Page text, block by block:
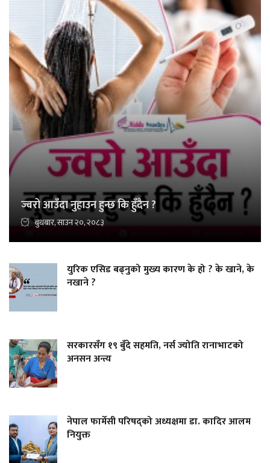
ज्वरो आउँदा नुहाउन हुन्छ कि हुँदैन ?
बुधबार, साउन २०, २०८३
युरिक एसिड बढ्नुको मुख्य कारण के हो ? के खाने, के
नखाने ?
सरकारसँग १९ बुँदे सहमति, नर्स ज्योति रानाभाटको
अनसन अन्त्य
नेपाल फार्मेसी परिषद्को अध्यक्षमा डा. कादिर आलम
नियुक्त